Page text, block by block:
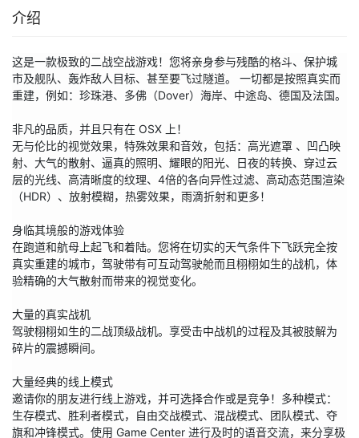
介绍
这是一款极致的二战空战游戏！您将亲身参与残酷的格斗、保护城
市及舰队、轰炸敌人目标、甚至要飞过隧道。 一切都是按照真实而
重建，例如：珍珠港、多佛（Dover）海岸、中途岛、德国及法国。
非凡的品质，并且只有在 OSX 上！
无与伦比的视觉效果，特殊效果和音效，包括：高光遮罩 、凹凸映
射、大气的散射、逼真的照明、耀眼的阳光、日夜的转换、穿过云
层的光线、高清晰度的纹理、4倍的各向异性过滤、高动态范围渲染
（HDR）、放射模糊，热雾效果，雨滴折射和更多！
身临其境般的游戏体验
在跑道和航母上起飞和着陆。您将在切实的天气条件下飞跃完全按
真实重建的城市，驾驶带有可互动驾驶舱而且栩栩如生的战机，体
验精确的大气散射而带来的视觉变化。
大量的真实战机
驾驶栩栩如生的二战顶级战机。享受击中战机的过程及其被肢解为
碎片的震撼瞬间。
大量经典的线上模式
邀请你的朋友进行线上游戏，并可选择合作或是竞争！多种模式：
生存模式、胜利者模式，自由交战模式、混战模式、团队模式、夺
旗和冲锋模式。使用 Game Center 进行及时的语音交流，来分享极